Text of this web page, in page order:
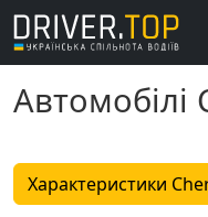
Автомобілі
Характеристики